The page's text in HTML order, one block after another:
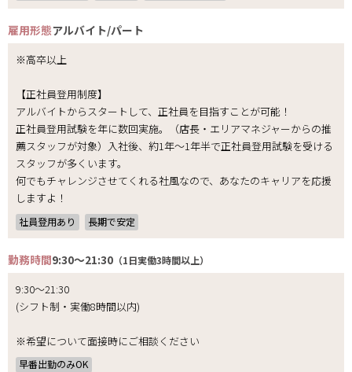
雇用形態アルバイト/パート
※高卒以上
【正社員登用制度】
アルバイトからスタートして、正社員を目指すことが可能！
正社員登用試験を年に数回実施。（店長・エリアマネジャーからの推
薦スタッフが対象）入社後、約1年～1年半で正社員登用試験を受ける
スタッフが多くいます。
何でもチャレンジさせてくれる社風なので、あなたのキャリアを応援
しますよ！
社員登用あり 長期で安定
勤務時間9:30～21:30 （1日実働3時間以上）
9:30～21:30
(シフト制・実働8時間以内)
※希望について面接時にご相談ください
早番出勤のみOK